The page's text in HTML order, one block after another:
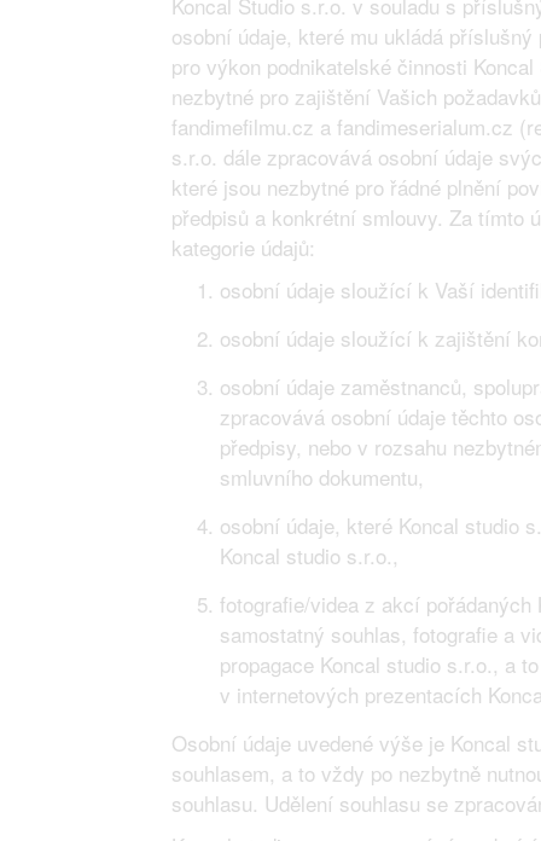
osobní údaje, které mu ukládá
pro výkon podnikatelské činnosti
nezbytné pro zajištění Vašich
fandimefilmu.cz a fandimeserialum.cz
s.r.o. dále zpracovává osobní údaje
které jsou nezbytné pro řádné plnění
předpisů a konkrétní smlouvy. Za tímto
kategorie údajů:
osobní údaje sloužící k Vaší
osobní údaje sloužící k zajištění
osobní údaje zaměstnanců,
zpracovává osobní údaje těchto
předpisy, nebo v rozsahu
smluvního dokumentu,
osobní údaje, které Koncal studio
Koncal studio s.r.o.,
fotografie/videa z akcí
samostatný souhlas, fotografie a
propagace Koncal studio s.r.o., a
v internetových prezentacích
Osobní údaje uvedené výše je Koncal
souhlasem, a to vždy po nezbytně
souhlasu. Udělení souhlasu se